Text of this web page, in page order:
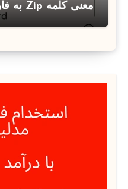
معنی کلمه Zip به فارسی با چند مثال